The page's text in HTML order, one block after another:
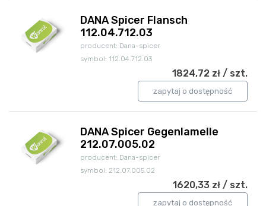
DANA Spicer Flansch
112.04.712.03
producent: Dana-spicer
symbol: 112.04.712.03
1824,72 zł / szt.
zapytaj o dostępność
DANA Spicer Gegenlamelle
212.07.005.02
producent: Dana-spicer
symbol: 212.07.005.02
1620,33 zł / szt.
zapytaj o dostępność